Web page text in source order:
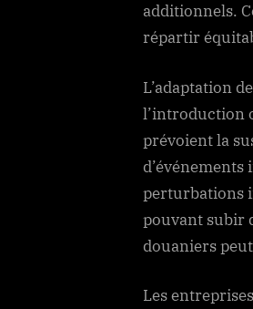
additionnels.
répartir
L’adaptation
l’introduction
prévoient la
perturbations
pouvant subir
douaniers
Les